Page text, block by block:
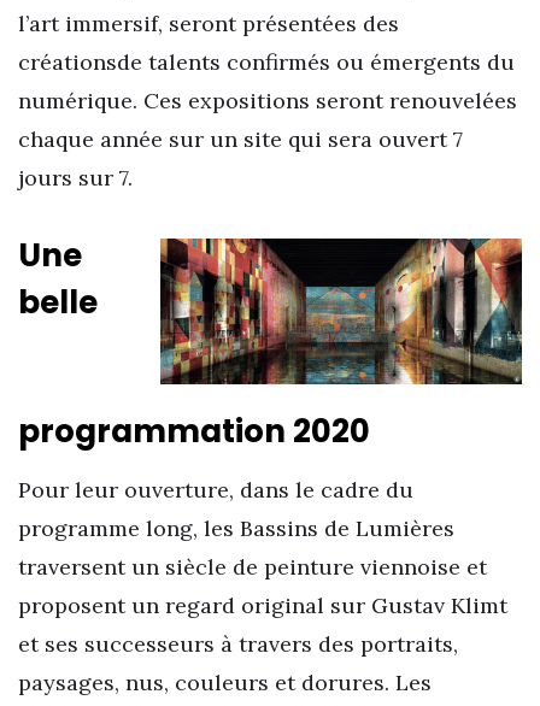
l’art immersif, seront présentées des
créationsde talents confirmés ou émergents du
numérique. Ces expositions seront renouvelées
chaque année sur un site qui sera ouvert 7
jours sur 7.
Une
belle
programmation 2020
Pour leur ouverture, dans le cadre du
programme long, les Bassins de Lumières
traversent un siècle de peinture viennoise et
proposent un regard original sur Gustav Klimt
et ses successeurs à travers des portraits,
paysages, nus, couleurs et dorures. Les